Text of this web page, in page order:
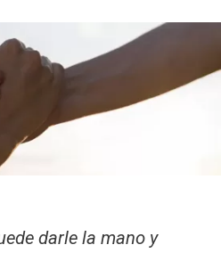
darle la mano y